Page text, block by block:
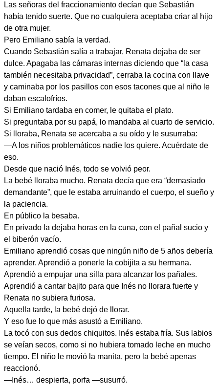
Las señoras del fraccionamiento decían que Sebastián
había tenido suerte. Que no cualquiera aceptaba criar al hijo
de otra mujer.
Pero Emiliano sabía la verdad.
Cuando Sebastián salía a trabajar, Renata dejaba de ser
dulce. Apagaba las cámaras internas diciendo que “la casa
también necesitaba privacidad”, cerraba la cocina con llave
y caminaba por los pasillos con esos tacones que al niño le
daban escalofríos.
Si Emiliano tardaba en comer, le quitaba el plato.
Si preguntaba por su papá, lo mandaba al cuarto de servicio.
Si lloraba, Renata se acercaba a su oído y le susurraba:
—A los niños problemáticos nadie los quiere. Acuérdate de
eso.
Desde que nació Inés, todo se volvió peor.
La bebé lloraba mucho. Renata decía que era “demasiado
demandante”, que le estaba arruinando el cuerpo, el sueño y
la paciencia.
En público la besaba.
En privado la dejaba horas en la cuna, con el pañal sucio y
el biberón vacío.
Emiliano aprendió cosas que ningún niño de 5 años debería
aprender. Aprendió a ponerle la cobijita a su hermana.
Aprendió a empujar una silla para alcanzar los pañales.
Aprendió a cantar bajito para que Inés no llorara fuerte y
Renata no subiera furiosa.
Aquella tarde, la bebé dejó de llorar.
Y eso fue lo que más asustó a Emiliano.
La tocó con sus dedos chiquitos. Inés estaba fría. Sus labios
se veían secos, como si no hubiera tomado leche en mucho
tiempo. El niño le movió la manita, pero la bebé apenas
reaccionó.
—Inés… despierta, porfa —susurró.